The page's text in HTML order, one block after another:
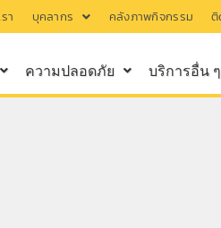
า บุคลากร คลังภาพกิจกรรม ติ
ความปลอดภัย บริการอื่น ๆ